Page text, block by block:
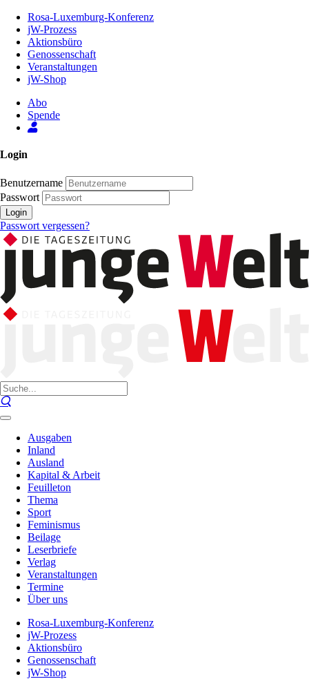
Inhalt
Seite
Rosa-Luxemburg-Konferenz
jW-Prozess
Aktionsbüro
Genossenschaft
Veranstaltungen
jW-Shop
Abo
Spende
Login
Benutzername
Passwort
Login
Passwort vergessen?
Ausgaben
Inland
Ausland
Kapital & Arbeit
Feuilleton
Thema
Sport
Feminismus
Beilage
Leserbriefe
Verlag
Veranstaltungen
Termine
Über uns
Rosa-Luxemburg-Konferenz
jW-Prozess
Aktionsbüro
Genossenschaft
jW-Shop